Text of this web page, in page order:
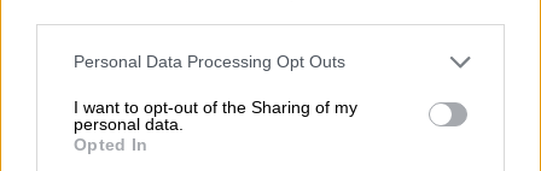
Please note that this website/app uses one or more Google
not limited to your visit or usage behaviour. You may click to
grant or deny consent to Google and its third-party tags to
use your data for below specified purposes in below Google
Personal Data Processing Opt Outs
I want to opt-out of the Sharing of my
personal data.
Opted In
Πηνειού Ηλείας, Ανατολικής Μάνης,
Παγγαίου, Χαλανδρίου, Μοσχάτου-Ταύρου
και Λαμιέων.Επιπλέον, εγκρίθηκαν